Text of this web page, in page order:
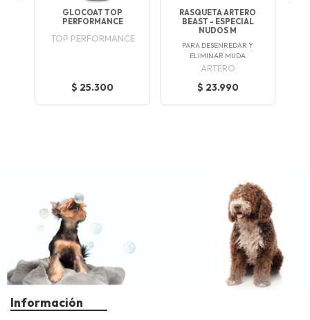
GLOCOAT TOP
PERFORMANCE
TOP PERFORMANCE
$ 25.300
RASQUETA ARTERO
BEAST - ESPECIAL
NUDOS M
PARA DESENREDAR Y
ELIMINAR MUDA
ARTERO
$ 23.990
Información